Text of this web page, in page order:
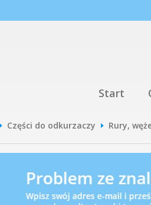
Start
Części do odkurzaczy Rury,